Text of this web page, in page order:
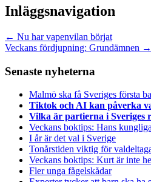
Inläggsnavigation
← Nu har vapenvilan börjat
Veckans fördjupning: Grundämnen →
Senaste nyheterna
Malmö ska få Sveriges första
Tiktok och AI kan påverka
Vilka är partierna i Sveriges
Veckans boktips: Hans
I år är det val i Sverige
Tonårstiden viktig för
Veckans boktips: Kurt är inte
Fler unga fågelskådar